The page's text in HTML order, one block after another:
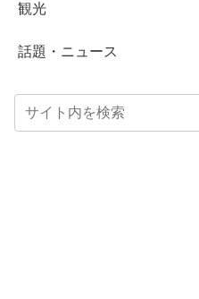
観光
話題・ニュース